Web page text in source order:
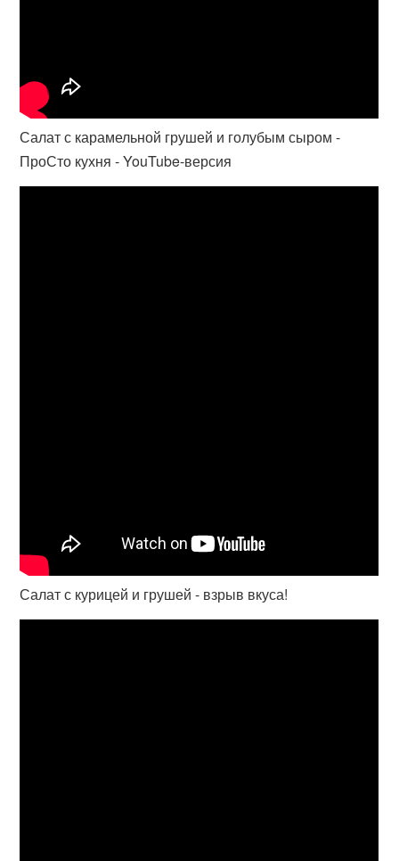
Салат с карамельной грушей и голубым сыром -
ПроСто кухня - YouTube-версия
Салат с курицей и грушей - взрыв вкуса!